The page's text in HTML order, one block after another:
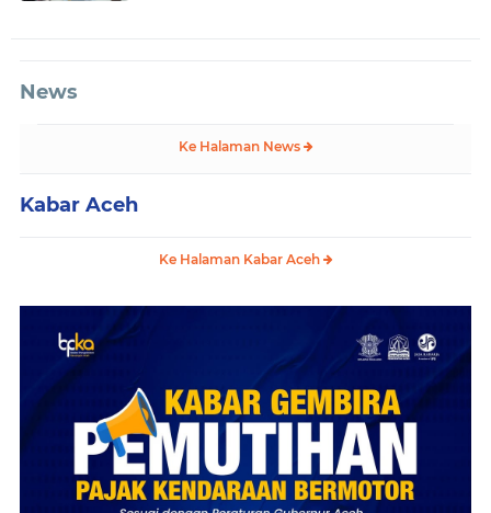
News
Ke Halaman News
Kabar Aceh
Ke Halaman Kabar Aceh